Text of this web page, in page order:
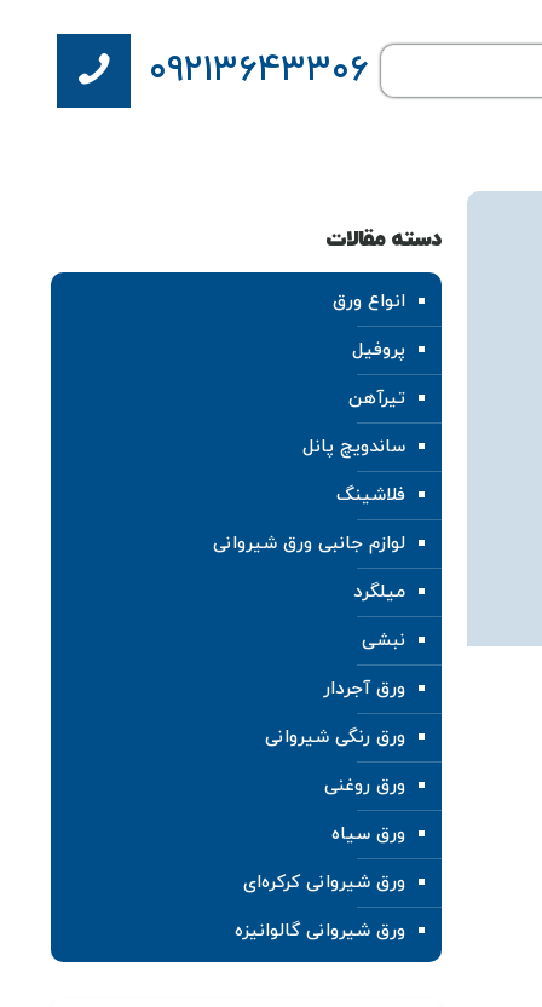
۰۹۲۱۳۶۴۳۳۰۶
دسته مقالات
انواع ورق
پروفیل
تیرآهن
ساندویچ پانل
فلاشینگ
لوازم جانبی ورق شیروانی
میلگرد
نبشی
ورق آجردار
ورق رنگی شیروانی
ورق روغنی
ورق سیاه
ورق شیروانی کرکره‌ای
ورق شیروانی گالوانیزه